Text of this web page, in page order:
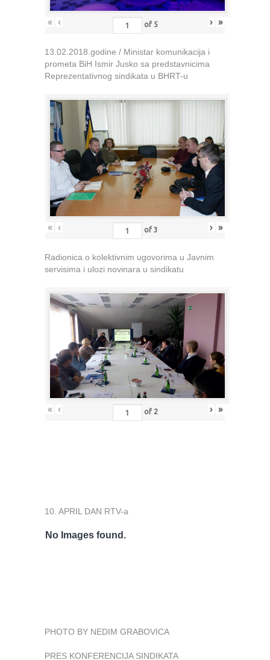
« ‹ of 5 › »
13.02.2018.godine / Ministar komunikacija i
prometa BiH Ismir Jusko sa predstavnicima
Reprezentativnog sindikata u BHRT-u
« ‹ of 3 › »
Radionica o kolektivnim ugovorima u Javnim
servisima i ulozi novinara u sindikatu
« ‹ of 2 › »
10. APRIL DAN RTV-a
No Images found.
PHOTO BY NEDIM GRABOVICA
PRES KONFERENCIJA SINDIKATA